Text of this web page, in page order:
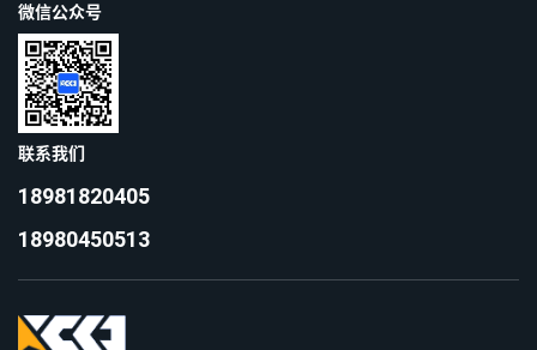
微信公众号
联系我们
18981820405
18980450513